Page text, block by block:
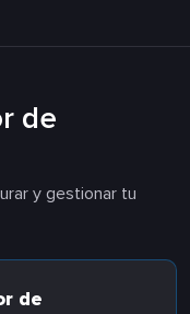
de
y gestionar tu
de